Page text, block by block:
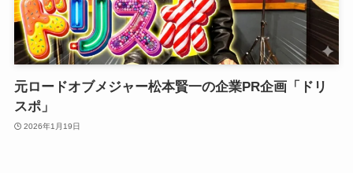
元ロードオブメジャー松本賢一の企業PR企画「ドリ
スポ」
2026年1月19日